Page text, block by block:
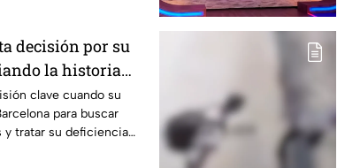
decisión por su
la historia
clave cuando su
para buscar
y tratar su deficiencia